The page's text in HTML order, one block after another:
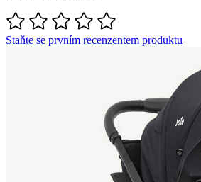
Staňte se prvním recenzentem produktu